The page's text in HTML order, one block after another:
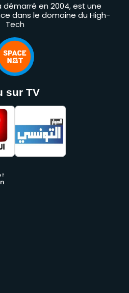
démarré en 2004, est une
dans le domaine du High-
Tech
sur TV
?